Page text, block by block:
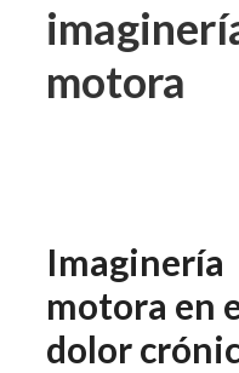
motora
Imaginería
motora en
dolor